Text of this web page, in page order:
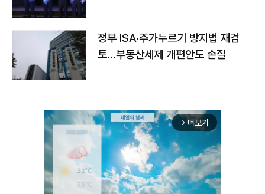
정부 ISA·주가누르기 방지법 재검
토…부동산세제 개편안도 손질
arrow_forward_ios 더보기